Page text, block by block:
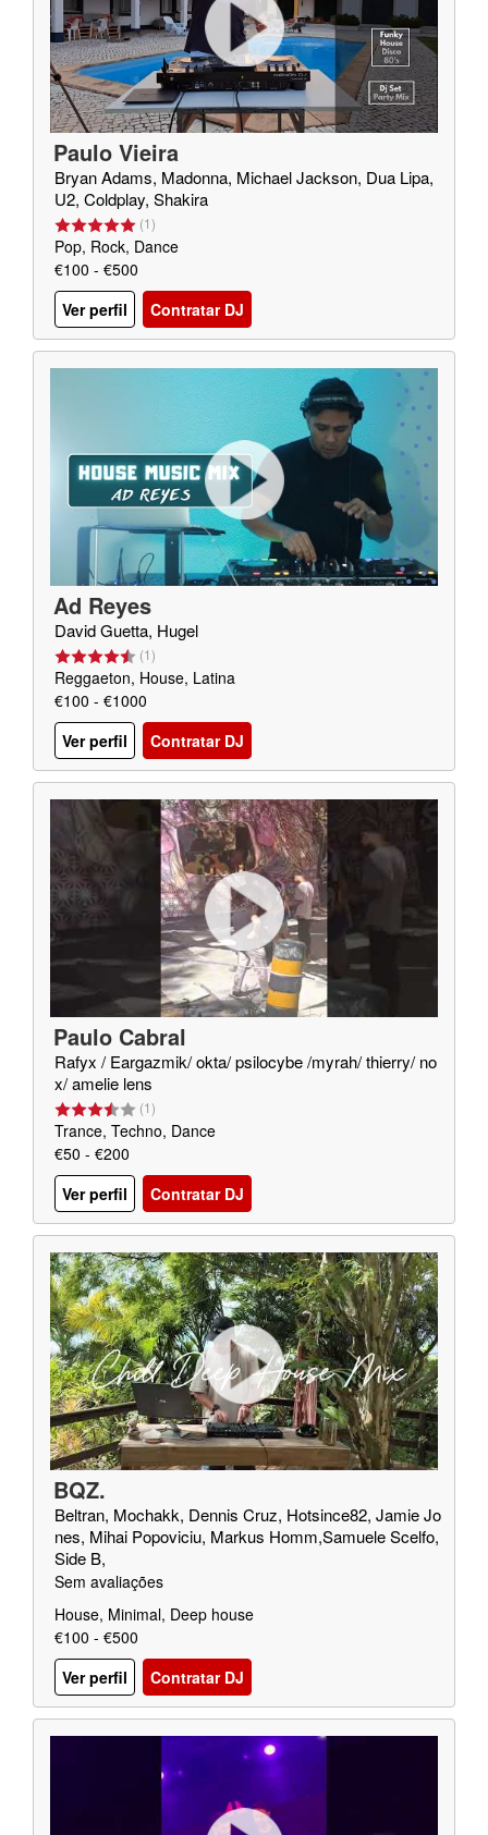
Paulo Vieira
Bryan Adams, Madonna, Michael Jackson, Dua Lipa,
U2, Coldplay, Shakira
(1)
Pop, Rock, Dance
€100 - €500
Ver perfil
Contratar DJ
Ad Reyes
David Guetta, Hugel
(1)
Reggaeton, House, Latina
€100 - €1000
Ver perfil
Contratar DJ
Paulo Cabral
Rafyx / Eargazmik/ okta/ psilocybe /myrah/ thierry/ no
x/ amelie lens
(1)
Trance, Techno, Dance
€50 - €200
Ver perfil
Contratar DJ
BQZ.
Beltran, Mochakk, Dennis Cruz, Hotsince82, Jamie Jo
nes, Mihai Popoviciu, Markus Homm,Samuele Scelfo,
Side B,
Sem avaliações
House, Minimal, Deep house
€100 - €500
Ver perfil
Contratar DJ